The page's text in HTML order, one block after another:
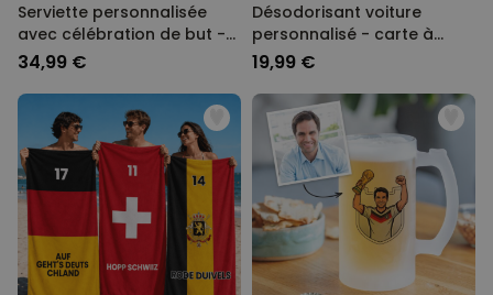
Serviette personnalisée
avec célébration de but -
IA
34,99 €
Désodorisant voiture
personnalisé - carte à
collectionner Coupe du
19,99 €